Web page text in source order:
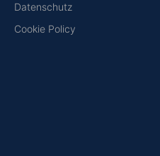
Datenschutz
Cookie Policy